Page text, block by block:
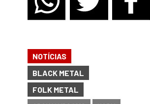
NOTÍCIAS
BLACK METAL
FOLK METAL